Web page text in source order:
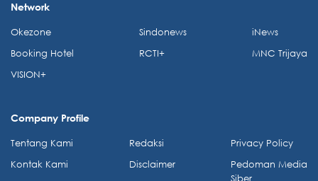
Network
Okezone
Booking Hotel
VISION+
Sindonews
RCTI+
iNews
MNC Trijaya
Company Profile
Tentang Kami
Kontak Kami
Redaksi
Disclaimer
Privacy Policy
Pedoman Media